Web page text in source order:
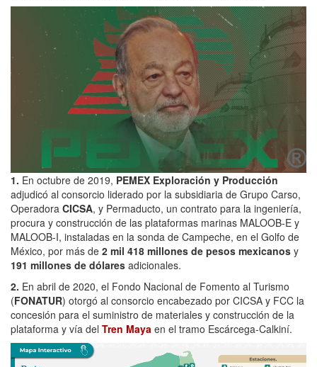
1. En octubre de 2019, PEMEX Exploración y Producción
adjudicó al consorcio liderado por la subsidiaria de Grupo Carso,
Operadora CICSA, y Permaducto, un contrato para la ingeniería,
procura y construcción de las plataformas marinas MALOOB-E y
MALOOB-I, instaladas en la sonda de Campeche, en el Golfo de
México, por más de 2 mil 418 millones de pesos mexicanos y
191 millones de dólares adicionales.
2. En abril de 2020, el Fondo Nacional de Fomento al Turismo
(FONATUR) otorgó al consorcio encabezado por CICSA y FCC la
concesión para el suministro de materiales y construcción de la
plataforma y vía del Tren Maya en el tramo Escárcega-Calkiní.